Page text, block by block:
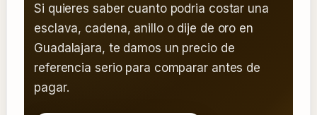
Si quieres saber cuanto podria costar una
esclava, cadena, anillo o dije de oro en
Guadalajara, te damos un precio de
referencia serio para comparar antes de
pagar.